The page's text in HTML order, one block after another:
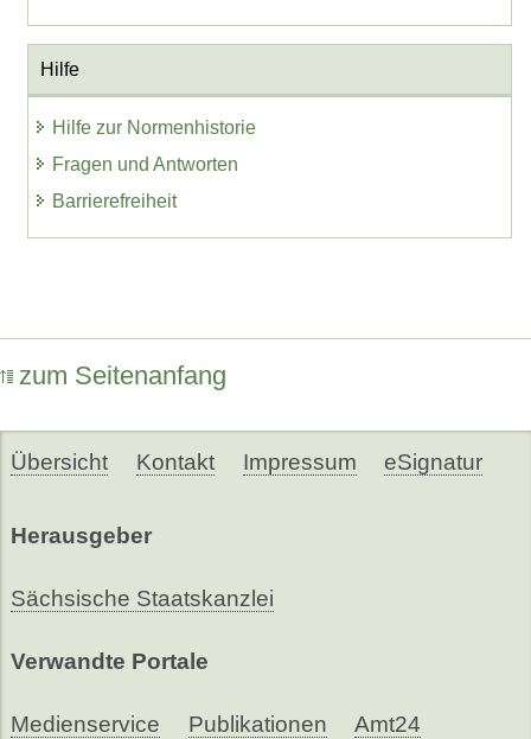
Hilfe
Hilfe zur Normenhistorie
Fragen und Antworten
Barrierefreiheit
zum Seitenanfang
Übersicht Kontakt Impressum eSignatur
Herausgeber
Sächsische Staatskanzlei
Verwandte Portale
Medienservice Publikationen Amt24